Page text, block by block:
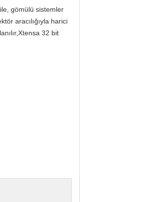
gömülü sistemler
aracılığıyla harici
32 bit